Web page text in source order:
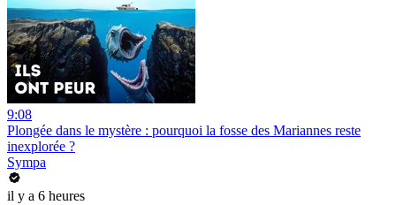
9:08
Plongée dans le mystère : pourquoi la fosse des Mariannes reste
inexplorée ?
Sympa
il y a 6 heures